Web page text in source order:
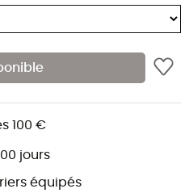
100 €
jours
équipés
à un autre short ou sous-
tout
zippée